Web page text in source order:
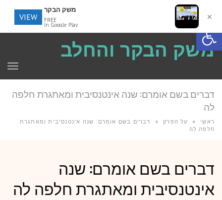
פתח סרגל נגישות
משק הבקר והחלב
דברים בשם אומרם: שנה אינטנסיבית ומאתגרת חלפה
לה
ראשי » על הפרק »
דברים בשם אומרם: שנה אינטנסיבית ומאתגרת
חלפה לה
דברים בשם אומרם: שנה
אינטנסיבית ומאתגרת חלפה לה
✕
משק הבקר
FREE
In Google Play
VIEW